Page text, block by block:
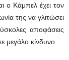
ο Κάμπελ έχει τον
της να γλιτώσει
αποφάσεις
κίνδυνο.